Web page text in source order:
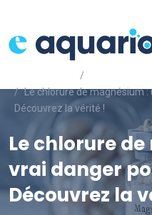
Le chlorure de magnésium
Découvrez la vérité !
Le chlorure
vrai danger
Découvrez la